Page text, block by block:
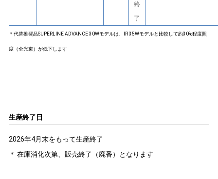
終
了
＊代替推奨品SUPERLINE ADVANCE 30Wモデルは、IR 35Wモデルと比較して約30%程度照
度（全光束）が低下します
生産終了日
2026年4月末をもって生産終了
＊ 在庫消化次第、販売終了（廃番）となります